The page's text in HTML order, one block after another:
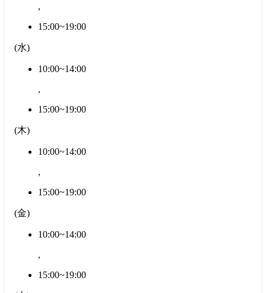
,
15:00~19:00
(水)
10:00~14:00
,
15:00~19:00
(木)
10:00~14:00
,
15:00~19:00
(金)
10:00~14:00
,
15:00~19:00